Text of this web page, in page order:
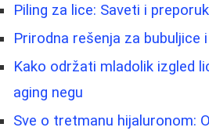
Piling za lice: Saveti i
Prirodna rešenja za bubuljice
Kako održati mladolik izgled
aging negu
Sve o tretmanu hijaluronom: